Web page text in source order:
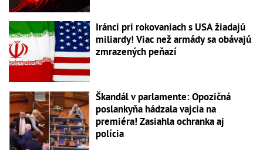
Iránci pri rokovaniach s USA žiadajú
miliardy! Viac než armády sa obávajú
zmrazených peňazí
Škandál v parlamente: Opozičná
poslankyňa hádzala vajcia na
premiéra! Zasiahla ochranka aj
polícia